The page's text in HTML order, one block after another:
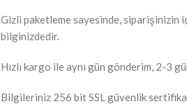
Gizli paketleme sayesinde, siparişinizin
bilginizdedir.
Hızlı kargo ile aynı gün gönderim, 2-3
Bilgileriniz 256 bit SSL güvenlik